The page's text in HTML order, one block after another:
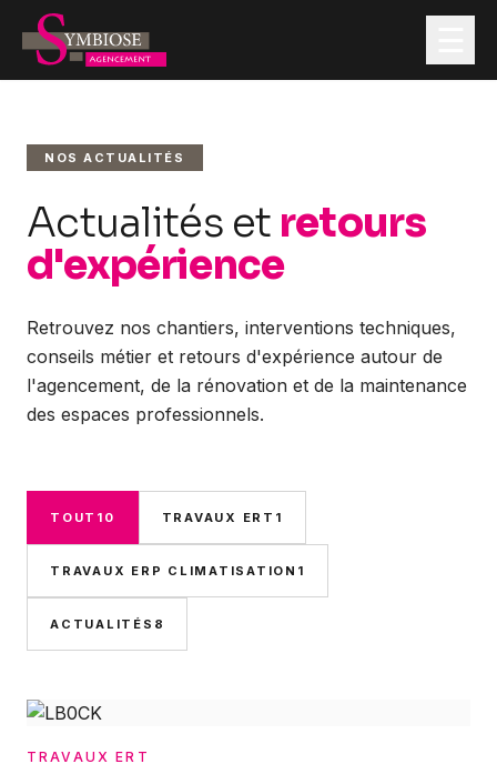
Nos services
Contractant Général
Maîtrise d'Œuvre
Rénovation de Commerces & Locaux Professionnels
Nos Réalisations
NOS ACTUALITÉS
Actualités et retours
d'expérience
Retrouvez nos chantiers, interventions techniques,
conseils métier et retours d'expérience autour de
l'agencement, de la rénovation et de la maintenance
des espaces professionnels.
TOUT 10 TRAVAUX ERT 1
TRAVAUX ERP CLIMATISATION 1
ACTUALITÉS 8
TRAVAUX ERT